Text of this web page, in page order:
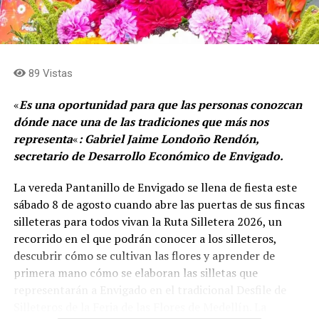
89 Vistas
«Es una oportunidad para que las personas conozcan
dónde nace una de las tradiciones que más nos
representa«: Gabriel Jaime Londoño Rendón,
secretario de Desarrollo Económico de Envigado.
La vereda Pantanillo de Envigado se llena de fiesta este
sábado 8 de agosto cuando abre las puertas de sus fincas
silleteras para todos vivan la Ruta Silletera 2026, un
recorrido en el que podrán conocer a los silleteros,
descubrir cómo se cultivan las flores y aprender de
primera mano cómo se elaboran las silletas que